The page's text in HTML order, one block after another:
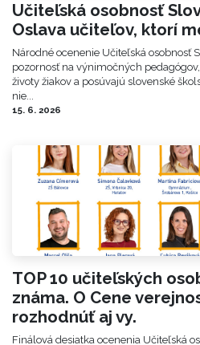
Učiteľská osobnosť
Oslava učiteľov, ktorí
Národné ocenenie Učiteľská osobnosť
pozornosť na výnimočných
životy žiakov a posúvajú slovenské
nie...
15. 6. 2026
TOP 10 učiteľských
známa. O Cene
rozhodnúť aj vy.
Finálová desiatka ocenenia Učiteľská